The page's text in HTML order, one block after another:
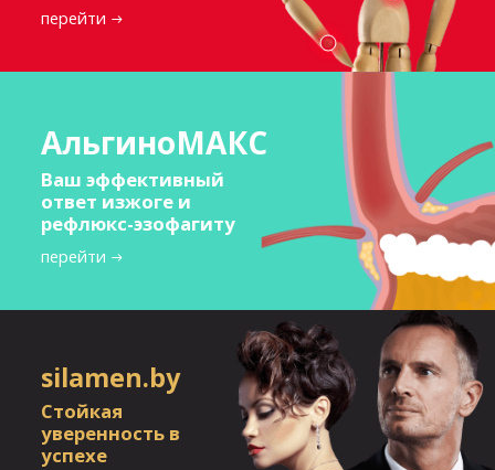
перейти
АльгиноМАКС
Ваш эффективный
ответ изжоге и
рефлюкс-эзофагиту
перейти
silamen.by
Стойкая
уверенность в
успехе